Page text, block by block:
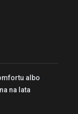
albo
na lata